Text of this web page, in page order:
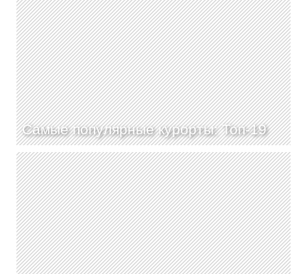
Самые популярные курорты: Топ-19